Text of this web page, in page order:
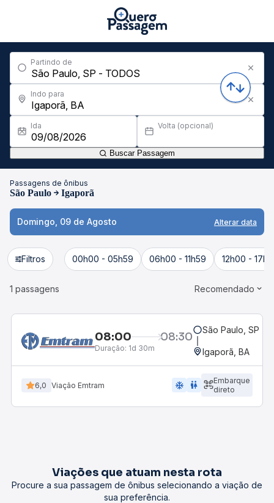
Partindo de
Indo para
Ida Volta (opcional)
Buscar Passagem
Passagens de ônibus
São Paulo Igaporã
Domingo, 09 de Agosto Alterar data
Filtros 00h00 - 05h59 06h00 - 11h59 12h00 -
1 passagens Recomendado
08:00 08:30
Duração: 1d 30m
São Paulo, SP -
Igaporã, BA
6,0 Viação Emtram ac_unit wc
Embarque
direto
Viações que atuam nesta rota
Procure a sua passagem de ônibus selecionando a viação de
sua preferência.